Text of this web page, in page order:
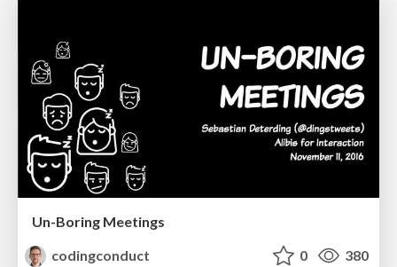
Un-Boring Meetings
codingconduct
0 380